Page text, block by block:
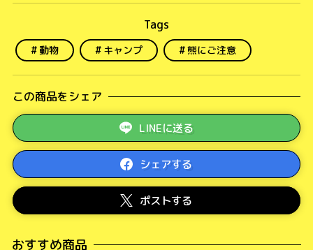
動物 キャンプ 熊にご注意
この商品をシェア
LINEに送る
シェアする
ポストする
おすすめ商品